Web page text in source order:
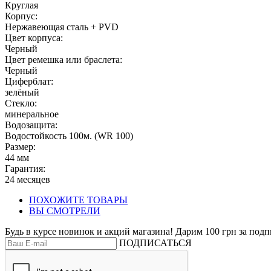
Круглая
Корпус:
Нержавеющая сталь + PVD
Цвет корпуса:
Черный
Цвет ремешка или браслета:
Черный
Циферблат:
зелёный
Стекло:
минеральное
Водозащита:
Водостойкость 100м. (WR 100)
Размер:
44 мм
Гарантия:
24 месяцев
ПОХОЖИТЕ ТОВАРЫ
ВЫ СМОТРЕЛИ
Будь в курсе новинок и акций магазина! Дарим 100 грн за
ПОДПИСАТЬСЯ